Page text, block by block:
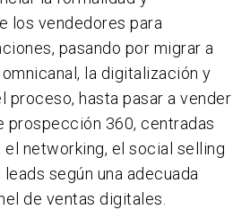
los vendedores para
pasando por migrar a
la digitalización y
proceso, hasta pasar a vender
prospección 360, centradas
el networking, el social selling
según una adecuada
de ventas digitales.